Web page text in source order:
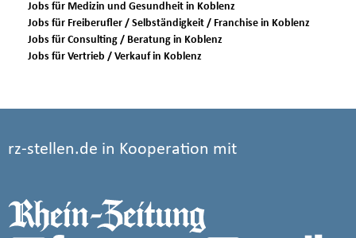
Jobs für Medizin und Gesundheit in Koblenz
Jobs für Freiberufler / Selbständigkeit / Franchise in Koblenz
Jobs für Consulting / Beratung in Koblenz
Jobs für Vertrieb / Verkauf in Koblenz
rz-stellen.de in Kooperation mit